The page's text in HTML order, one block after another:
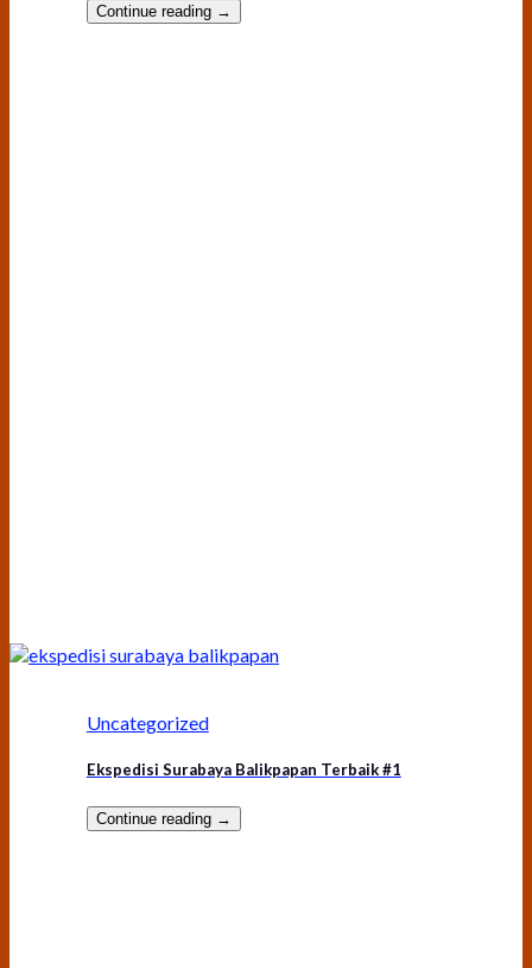
Continue reading →
Uncategorized
Ekspedisi Surabaya Balikpapan Terbaik #1
Continue reading →